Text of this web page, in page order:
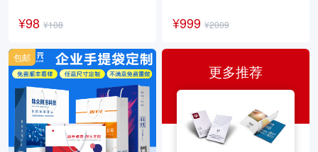
¥98 ¥108 ¥999 ¥2009
包邮
更多推荐